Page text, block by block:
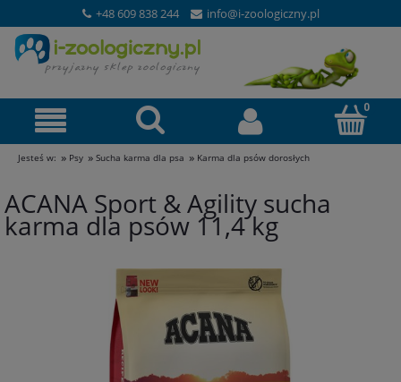
+48 609 838 244 info@i-zoologiczny.pl
Jesteś w: » Psy » Sucha karma dla psa » Karma dla psów dorosłych
ACANA Sport & Agility sucha
karma dla psów 11,4 kg